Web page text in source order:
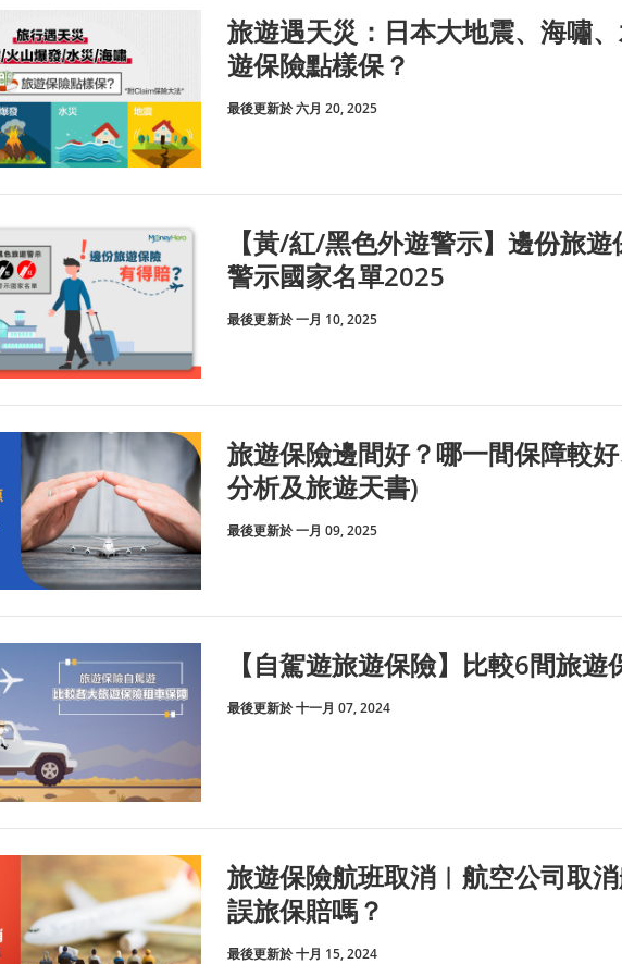
旅遊遇天災：日本大地震、海嘯
遊保險點樣保？
最後更新於 六月 20, 2025
【黃/紅/黑色外遊警示】邊份旅
警示國家名單2025
最後更新於 一月 10, 2025
旅遊保險邊間好？哪一間保障較
分析及旅遊天書)
最後更新於 一月 09, 2025
【自駕遊旅遊保險】比較6間旅
最後更新於 十一月 07, 2024
旅遊保險航班取消︱航空公司取
誤旅保賠嗎？
最後更新於 十月 15, 2024